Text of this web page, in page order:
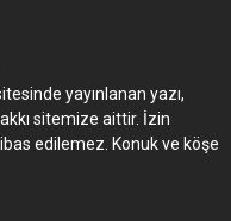
yayınlanan yazı,
sitemize aittir. İzin
edilemez. Konuk ve köşe